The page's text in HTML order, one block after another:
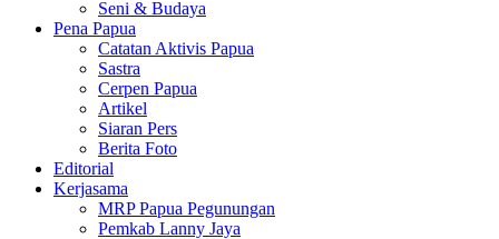
Seni & Budaya
Pena Papua
Catatan Aktivis Papua
Sastra
Cerpen Papua
Artikel
Siaran Pers
Berita Foto
Editorial
Kerjasama
MRP Papua Pegunungan
Pemkab Lanny Jaya